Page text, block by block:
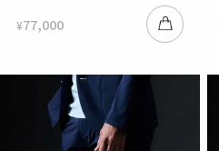
¥77,000